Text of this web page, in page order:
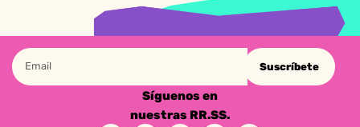
Suscríbete
Síguenos en
nuestras RR.SS.